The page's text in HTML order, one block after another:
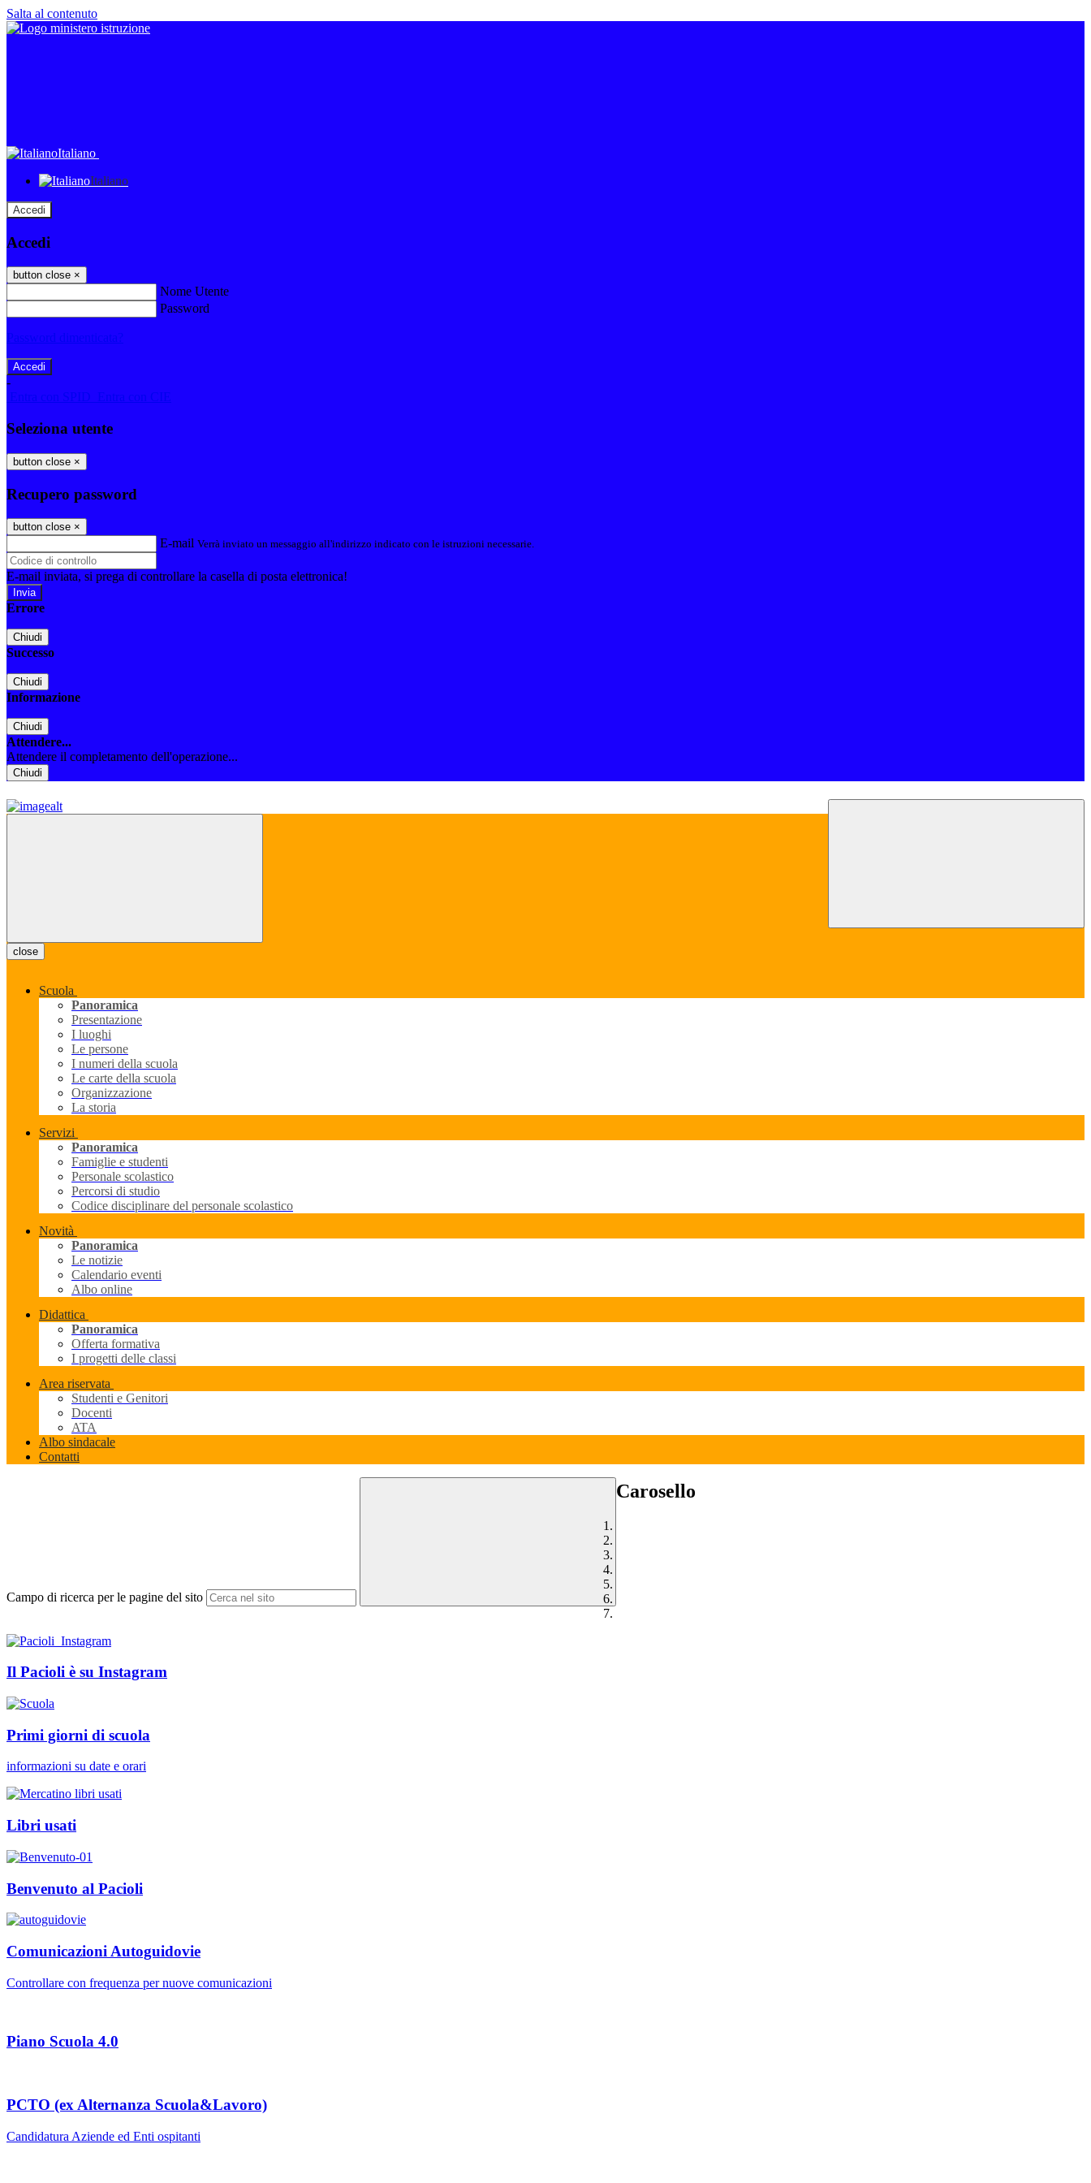
Salta al contenuto
Italiano
Italiano
Accedi
Accedi
button close ×
Nome Utente
Password
Password dimenticata?
-
Entra con SPID
Entra con CIE
Seleziona utente
button close ×
Recupero password
button close ×
E-mail Verrà inviato un messaggio all'indirizzo indicato con le istruzioni necessarie.
E-mail inviata, si prega di controllare la casella di posta elettronica!
Errore
Chiudi
Successo
Chiudi
Informazione
Chiudi
Attendere...
Attendere il completamento dell'operazione...
Chiudi
close
Scuola
Panoramica
Presentazione
I luoghi
Le persone
I numeri della scuola
Le carte della scuola
Organizzazione
La storia
Servizi
Panoramica
Famiglie e studenti
Personale scolastico
Percorsi di studio
Codice disciplinare del personale scolastico
Novità
Panoramica
Le notizie
Calendario eventi
Albo online
Didattica
Panoramica
Offerta formativa
I progetti delle classi
Area riservata
Studenti e Genitori
Docenti
ATA
Albo sindacale
Contatti
Campo di ricerca per le pagine del sito
Carosello
Il Pacioli è su Instagram
Primi giorni di scuola
informazioni su date e orari
Libri usati
Benvenuto al Pacioli
Comunicazioni Autoguidovie
Controllare con frequenza per nuove comunicazioni
Piano Scuola 4.0
PCTO (ex Alternanza Scuola&Lavoro)
Candidatura Aziende ed Enti ospitanti